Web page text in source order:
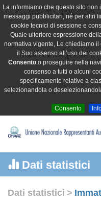
La informiamo che questo sito
messaggi pubblicitari, né per altri
cookie tecnici di sessione e
Quale ulteriore espressione
normativa vigente, Le chiediamo il
il Suo assenso all’uso dei
Consento o proseguire nella
consenso a tutti o alcuni
specificamente relative a
selezionandola o
Consento
Dati statistici
Dati statistici >